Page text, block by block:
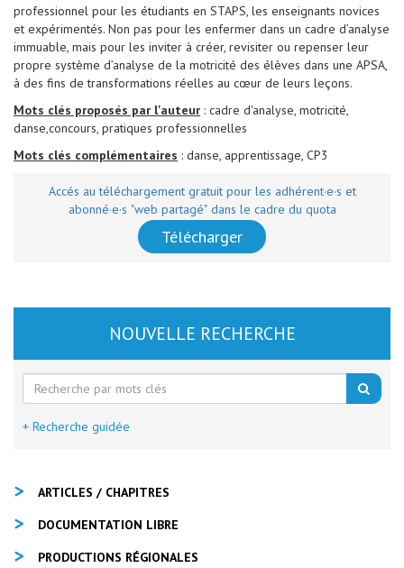
professionnel pour les étudiants en STAPS, les enseignants novices
et expérimentés. Non pas pour les enfermer dans un cadre d’analyse
immuable, mais pour les inviter à créer, revisiter ou repenser leur
propre système d’analyse de la motricité des élèves dans une APSA,
à des fins de transformations réelles au cœur de leurs leçons.
Mots clés proposés par l'auteur : cadre d'analyse, motricité,
danse,concours, pratiques professionnelles
Mots clés complémentaires : danse, apprentissage, CP3
Accés au téléchargement gratuit pour les adhérent·e·s et
abonné·e·s "web partagé" dans le cadre du quota
Télécharger
NOUVELLE RECHERCHE
+ Recherche guidée
ARTICLES / CHAPITRES
DOCUMENTATION LIBRE
PRODUCTIONS RÉGIONALES